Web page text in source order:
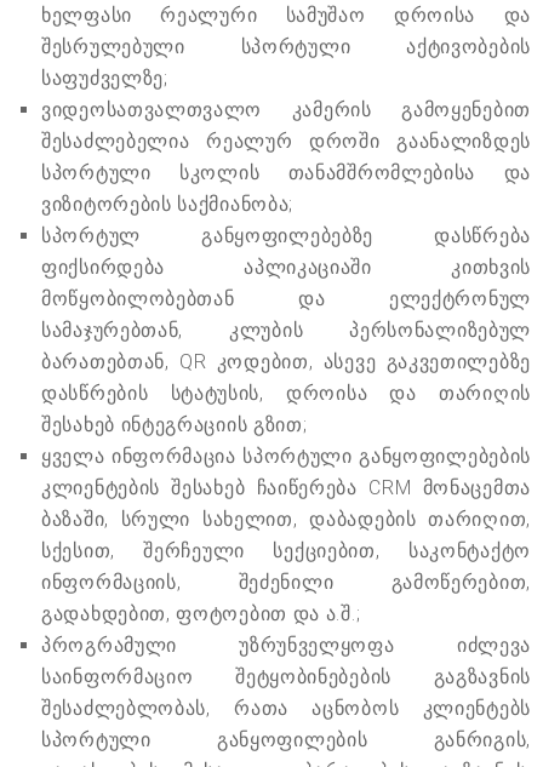
ხელფასი რეალური სამუშაო დროისა და
შესრულებული სპორტული აქტივობების
საფუძველზე;
ვიდეოსათვალთვალო კამერის გამოყენებით
შესაძლებელია რეალურ დროში გაანალიზდეს
სპორტული სკოლის თანამშრომლებისა და
ვიზიტორების საქმიანობა;
სპორტულ განყოფილებებზე დასწრება
ფიქსირდება აპლიკაციაში კითხვის
მოწყობილობებთან და ელექტრონულ
სამაჯურებთან, კლუბის პერსონალიზებულ
ბარათებთან, QR კოდებით, ასევე გაკვეთილებზე
დასწრების სტატუსის, დროისა და თარიღის
შესახებ ინტეგრაციის გზით;
ყველა ინფორმაცია სპორტული განყოფილებების
კლიენტების შესახებ ჩაიწერება CRM მონაცემთა
ბაზაში, სრული სახელით, დაბადების თარიღით,
სქესით, შერჩეული სექციებით, საკონტაქტო
ინფორმაციის, შეძენილი გამოწერებით,
გადახდებით, ფოტოებით და ა.შ.;
პროგრამული უზრუნველყოფა იძლევა
საინფორმაციო შეტყობინებების გაგზავნის
შესაძლებლობას, რათა აცნობოს კლიენტებს
სპორტული განყოფილების განრიგის,